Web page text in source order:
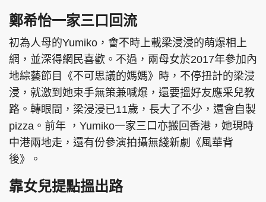
頭條日報 星島環球 The Standard
親子王 Oh!爸媽 JobMarket
頭條搵工 EDUPLUS
鄭希怡一家三口回流
初為人母的Yumiko，會不時上載梁浸浸的萌爆相上
網，並深得網民喜歡。不過，兩母女於2017年參加內
地綜藝節目《不可思議的媽媽》時，不停扭計的梁浸
浸，就激到她束手無策兼喊爆，還要搵好友應采兒教
路。轉眼間，梁浸浸已11歲，長大了不少，還會自製
pizza。前年 ，Yumiko一家三口亦搬回香港，她現時
中港兩地走，還有份參演拍攝無綫新劇《風華背
後》。
靠女兒提點搵出路